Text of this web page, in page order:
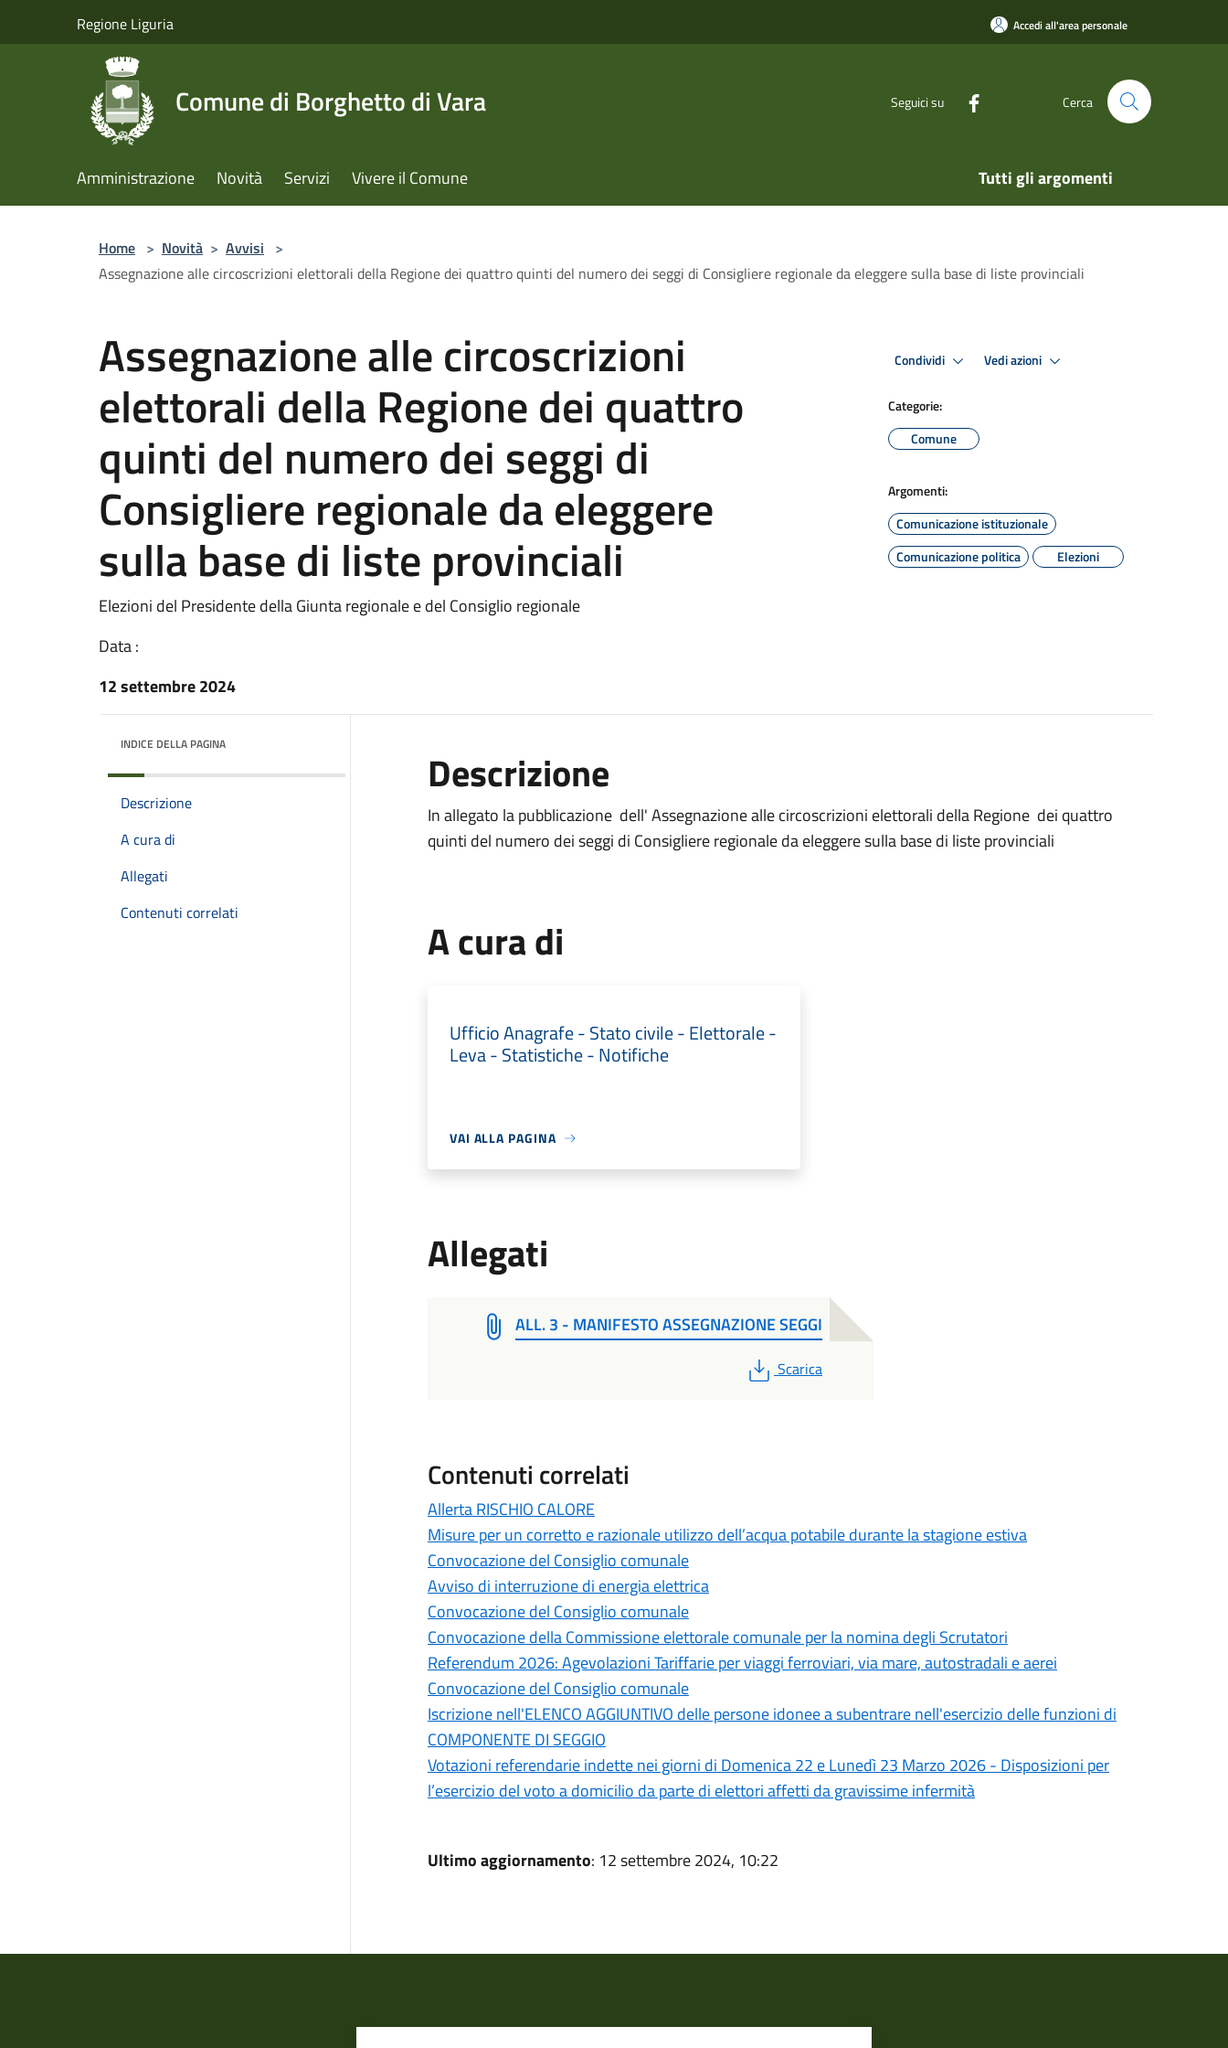
Regione Liguria Accedi all'area personale
Comune di Borghetto di Vara Seguici su Cerca
Amministrazione Novità Servizi Vivere il Comune Tutti gli argomenti
Home > Novità > Avvisi >
Assegnazione alle circoscrizioni elettorali della Regione dei quattro quinti del numero dei seggi di Consigliere regionale da eleggere sulla base di liste provinciali
Assegnazione alle circoscrizioni
elettorali della Regione dei quattro
quinti del numero dei seggi di
Consigliere regionale da eleggere
sulla base di liste provinciali
Elezioni del Presidente della Giunta regionale e del Consiglio regionale
Data :
12 settembre 2024
Condividi Vedi azioni
Categorie:
Comune
Argomenti:
Comunicazione istituzionale
Comunicazione politica
Elezioni
INDICE DELLA PAGINA
Descrizione
A cura di
Allegati
Contenuti correlati
Descrizione
In allegato la pubblicazione dell' Assegnazione alle circoscrizioni elettorali della Regione dei quattro
quinti del numero dei seggi di Consigliere regionale da eleggere sulla base di liste provinciali
A cura di
Ufficio Anagrafe - Stato civile - Elettorale -
Leva - Statistiche - Notifiche
VAI ALLA PAGINA
Allegati
ALL. 3 - MANIFESTO ASSEGNAZIONE SEGGI
PDF
Scarica
Contenuti correlati
Allerta RISCHIO CALORE
Misure per un corretto e razionale utilizzo dell’acqua potabile durante la stagione estiva
Convocazione del Consiglio comunale
Avviso di interruzione di energia elettrica
Convocazione del Consiglio comunale
Convocazione della Commissione elettorale comunale per la nomina degli Scrutatori
Referendum 2026: Agevolazioni Tariffarie per viaggi ferroviari, via mare, autostradali e aerei
Convocazione del Consiglio comunale
Iscrizione nell'ELENCO AGGIUNTIVO delle persone idonee a subentrare nell'esercizio delle funzioni di
COMPONENTE DI SEGGIO
Votazioni referendarie indette nei giorni di Domenica 22 e Lunedì 23 Marzo 2026 - Disposizioni per
l’esercizio del voto a domicilio da parte di elettori affetti da gravissime infermità
Ultimo aggiornamento: 12 settembre 2024, 10:22